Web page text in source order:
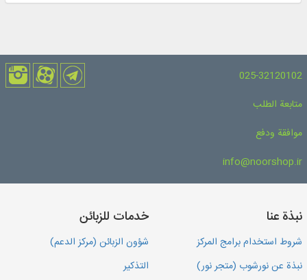
025-32120102
متابعة الطلب
موافقة ودفع
info@noorshop.ir
نبذة عنا
شروط استخدام برامج المركز
نبذة عن نورشوب (متجر نور)
خدمات للزبائن
شؤون الزبائن (مركز الدعم)
التذكير